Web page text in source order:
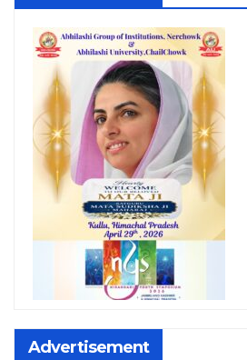
Advertisement